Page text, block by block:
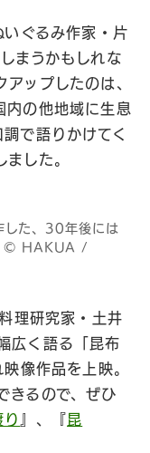
いぐるみ作家・片
まうかもしれな
ップしたのは、
内の他地域に生息
で語りかけてく
した。
した、30年後には
。©︎ HAKUA /
料理研究家・土井
広く語る「昆布
像作品を上映。
きるので、ぜひ
り 』、『昆